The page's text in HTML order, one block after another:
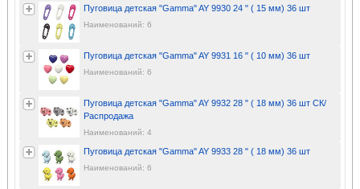
Пуговица детская "Gamma" AY 9930 24 " ( 15 мм) 36 шт
Наименований: 6
Пуговица детская "Gamma" AY 9931 16 " ( 10 мм) 36 шт
Наименований: 6
Пуговица детская "Gamma" AY 9932 28 " ( 18 мм) 36 шт СК/
Распродажа
Наименований: 4
Пуговица детская "Gamma" AY 9933 28 " ( 18 мм) 36 шт
Наименований: 6